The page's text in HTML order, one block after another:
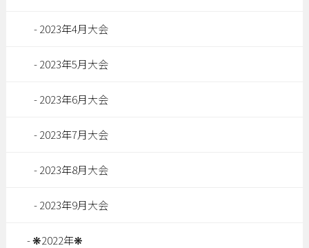
2023年4月大会
2023年5月大会
2023年6月大会
2023年7月大会
2023年8月大会
2023年9月大会
❋2022年❋